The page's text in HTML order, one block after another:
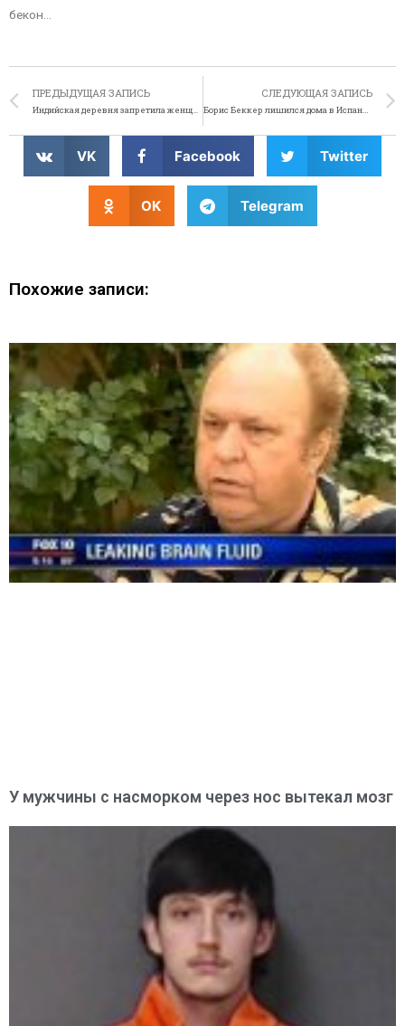
бекон…
ПРЕДЫДУЩАЯ ЗАПИСЬ
Индийская деревня запретила женщинам пользоваться мобильными телефонами
СЛЕДУЮЩАЯ ЗАПИСЬ
Борис Беккер лишился дома в Испании
VK Facebook Twitter
OK Telegram
Похожие записи:
У мужчины с насморком через нос вытекал мозг